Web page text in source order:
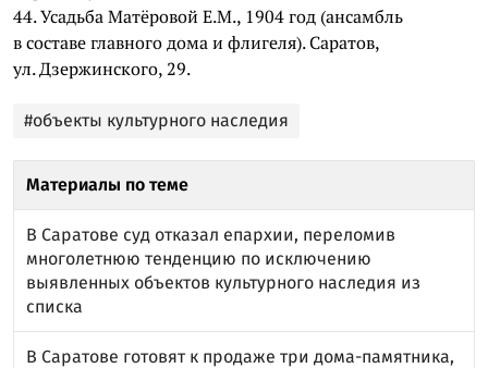
44. Усадьба Матёровой Е.М., 1904 год (ансамбль
в составе главного дома и флигеля). Саратов,
ул. Дзержинского, 29.
#объекты культурного наследия
Материалы по теме
В Саратове суд отказал епархии, переломив
многолетнюю тенденцию по исключению
выявленных объектов культурного наследия из
списка
В Саратове готовят к продаже три дома-памятника,